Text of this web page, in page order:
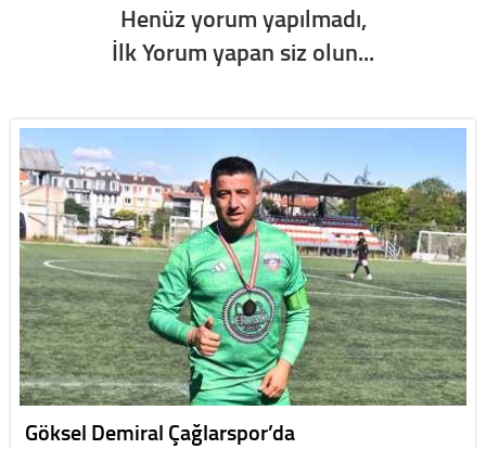
Henüz yorum yapılmadı,
İlk Yorum yapan siz olun...
Göksel Demiral Çağlarspor’da